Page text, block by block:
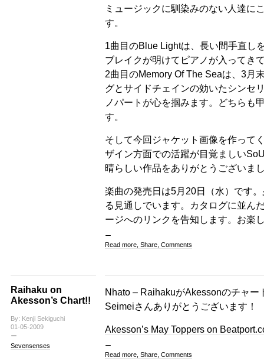
ミュージックに馴染みのない人達に
す。
1曲目のBlue Lightは、長い間手直し
ブレイクが明けてピアノが入ってき
2曲目のMemory Of The Seaは、3月
グとサイドチェインの効いたシンセ
ノパートが心を掴みます。どちらも
す。
そして今回ジャケット画像を作って
ザイン方面での活躍が目覚ましい
晴らしい作品をありがとうございま
楽曲の発売日は5月20日（水）です
る見通しでいます。カタログに並ん
ージへのリンクを告知します。お楽
Read more, Share, Comments
Raihaku on
Akesson’s Chart!!
By: Kenji Sekiguchi
01-05-2009
Sevensenses
Nhato – RaihakuがAkessonのチャ
Seimeiさんありがとうございます！
Akesson’s May Toppers on
Read more, Share, Comments